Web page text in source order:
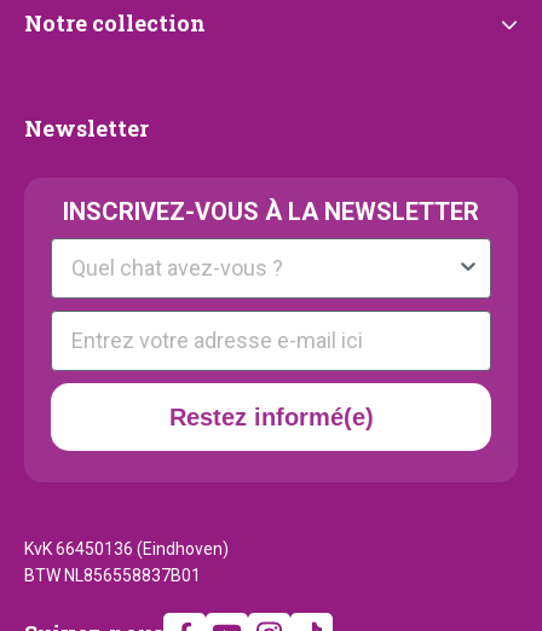
Notre
Notre collection
Newsletter
Newsletter
INSCRIVEZ-VOUS À LA NEWSLETTER
Kattenras
E-mail
Restez informé(e)
KvK 66450136 (Eindhoven)
BTW NL856558837B01